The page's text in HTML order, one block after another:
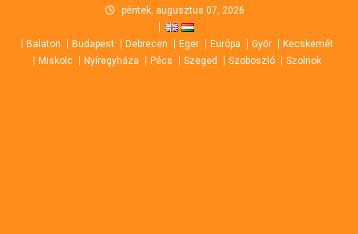
content
péntek, augusztus 07, 2026
Balaton Budapest Debrecen Eger Európa Győr
Kecskemét
Miskolc
Nyíregyháza Pécs Szeged Szoboszló Szolnok